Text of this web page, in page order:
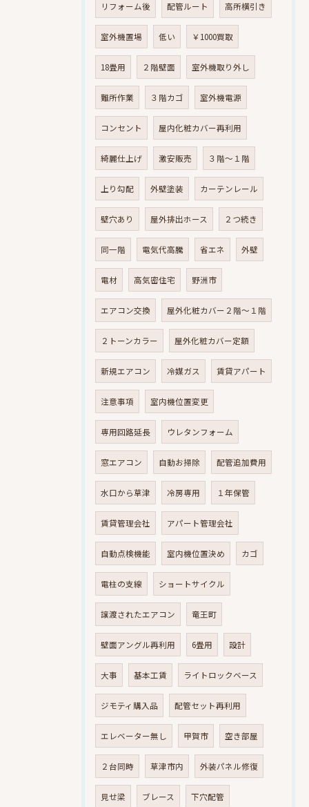
リフォーム後 配管ルート 高所横引き
室外機置場 低い ￥1000買取
18畳用 ２階壁面 室外機取り外し
難所作業 ３階カゴ 室外機電源
コンセント 屋内化粧カバー再利用
綺麗仕上げ 激安販売 ３階～１階
上り勾配 外壁塗装 カーテンレール
壁穴あり 屋外排出ホース ２つ続き
同一階 電気代高騰 省エネ 外壁
電材 高気密住宅 野洲市
エアコン交換 屋外化粧カバー２階～１階
２トーンカラー 屋外化粧カバー定額
新規エアコン 冷媒ガス 賃貸アパート
注意事項 室内機位置変更
専用回路延長 ウレタンフォーム
窓エアコン 自動お掃除 配管追加費用
水口から草津 冷房専用 １年保管
賃貸管理会社 アパート管理会社
自動点検機能 室内機位置決め カゴ
電柱の支線 ショートサイクル
譲渡されたエアコン 竜王町
壁面アングル再利用 6畳用 設計
大事 基本工賃 ライトロックベース
ジモティ購入品 配管セット再利用
エレベーター無し 甲賀市 空き部屋
２台同時 草津市内 外装パネル修復
見せ梁 ブレース 下穴配管